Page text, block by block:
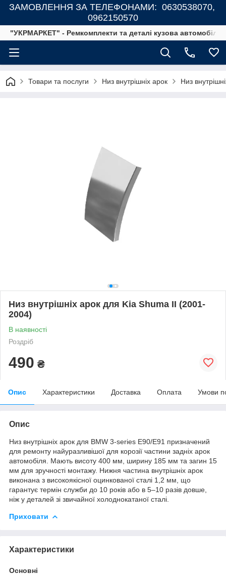
ЗАМОВЛЕННЯ ЗА ТЕЛЕФОНАМИ: 0630538070,
0962150570
"УКРМАРКЕТ" - Ремкомплекти та деталі кузова автомобілів
Товари та послуги Низ внутрішніх арок Низ
Низ внутрішніх арок для Kia Shuma II (2001-
2004)
В наявності
Роздріб
490 ₴
Опис Характеристики Доставка Оплата Умови
Опис
Низ внутрішніх арок для BMW 3-series E90/E91 призначений
для ремонту найуразливішої для корозії частини задніх арок
автомобіля. Мають висоту 400 мм, ширину 185 мм та загин 15
мм для зручності монтажу. Нижня частина внутрішніх арок
виконана з високоякісної оцинкованої сталі 1,2 мм, що
гарантує термін служби до 10 років або в 5–10 разів довше,
ніж у деталей зі звичайної холоднокатаної сталі.
Приховати
Характеристики
Основні